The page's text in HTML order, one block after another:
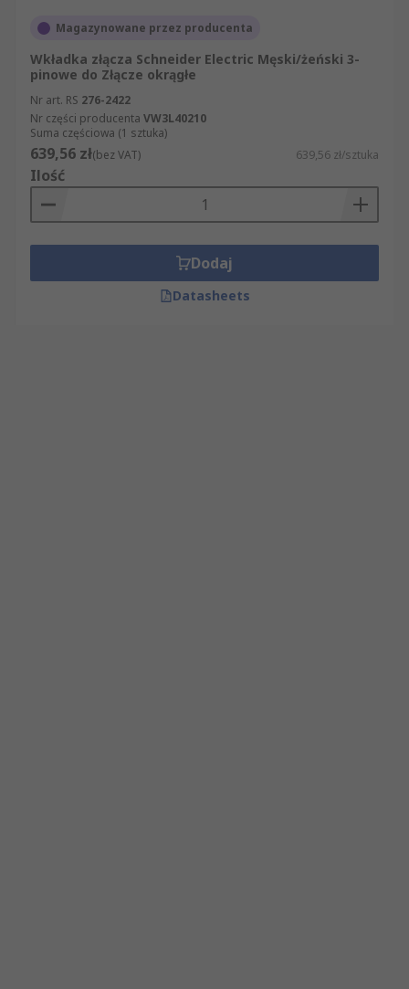
Magazynowane przez producenta
Wkładka złącza Schneider Electric Męski/żeński 3-
pinowe do Złącze okrągłe
Nr art. RS 276-2422
Nr części producenta VW3L40210
Suma częściowa (1 sztuka)
639,56 zł(bez VAT) 639,56 zł/sztuka
Ilość
Dodaj
Datasheets